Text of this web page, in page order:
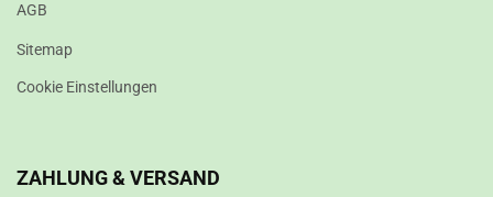
AGB
Sitemap
Cookie Einstellungen
ZAHLUNG & VERSAND